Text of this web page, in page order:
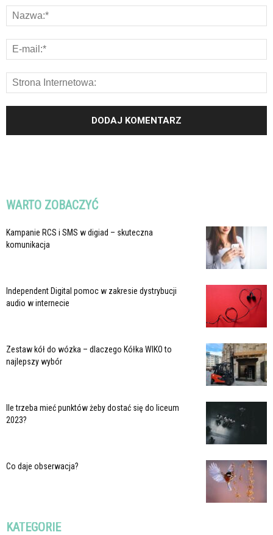
WARTO ZOBACZYĆ
Kampanie RCS i SMS w digiad – skuteczna
komunikacja
Independent Digital pomoc w zakresie dystrybucji
audio w internecie
Zestaw kół do wózka – dlaczego Kółka WIKO to
najlepszy wybór
Ile trzeba mieć punktów żeby dostać się do liceum
2023?
Co daje obserwacja?
KATEGORIE